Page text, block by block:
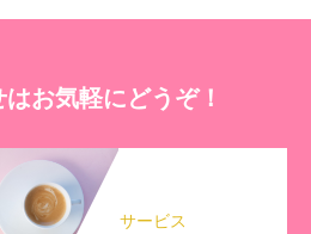
お気軽にどうぞ！
サービス